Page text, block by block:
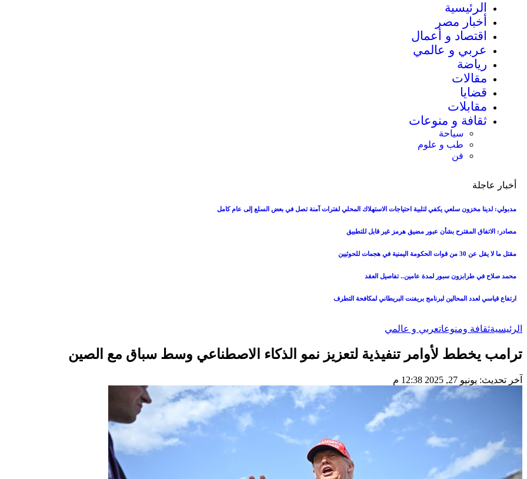
الرئيسية
أخبار مصر
اقتصاد و أعمال
عربي و عالمي
رياضة
مقالات
قضايا
مقابلات
ثقافة و منوعات
سياحة
طب و علوم
فن
أخبار عاجلة
مدبولي: لدينا مخزون سلعي يكفي لتلبية احتياجات الاستهلاك المحلي لفترات آمنة تصل في بعض السلع إلى عام كامل
مصادر: الاتفاق المقترح بشأن عبور مضيق هرمز غير قابل للتطبيق
مقتل ما لا يقل عن 30 من قوات الحكومة اليمنية في هجمات للحوثيين
محمد صلاح في طرابزون سبور لمدة عامين.. تفاصيل العقد
ارتفاع قياسي لعدد المحالين لبرنامج بريفنت البريطاني لمكافحة التطرف
الرئيسيةثقافة ومنوعاتعربي و عالمي
ترامب يخطط لأوامر تنفيذية لتعزيز نمو الذكاء الاصطناعي وسط سباق مع الصين
آخر تحديث: يونيو 27, 2025 12:38 م